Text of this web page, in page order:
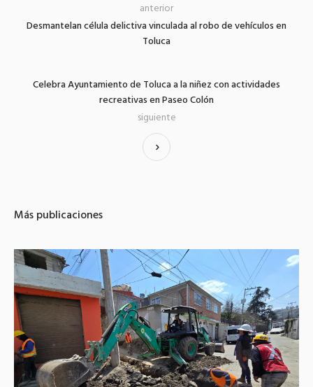
Desmantelan célula delictiva vinculada al robo de vehículos en
Toluca
anterior
Celebra Ayuntamiento de Toluca a la niñez con actividades
recreativas en Paseo Colón
siguiente
Más publicaciones